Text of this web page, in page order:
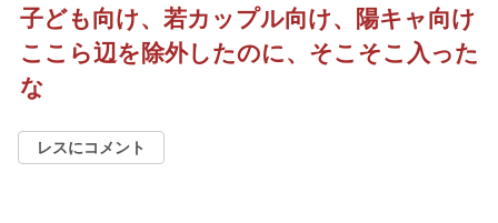
子ども向け、若カップル向け、陽キャ向け
ここら辺を除外したのに、そこそこ入った
な
レスにコメント